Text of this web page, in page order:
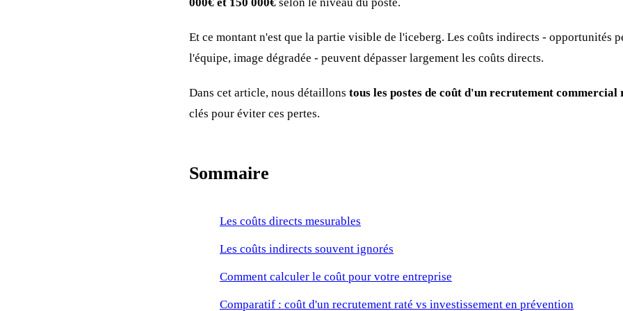
Et ce montant n'est que la partie visible de l'iceberg. Les coûts indirects - opportunités
l'équipe, image dégradée - peuvent dépasser largement les coûts directs.
Dans cet article, nous détaillons tous les postes de coût d'un recrutement commercial
clés pour éviter ces pertes.
Sommaire
Les coûts directs mesurables
Les coûts indirects souvent ignorés
Comment calculer le coût pour votre entreprise
Comparatif : coût d'un recrutement raté vs investissement en prévention